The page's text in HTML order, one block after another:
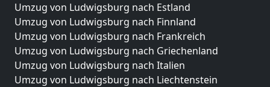
Umzug von Ludwigsburg nach Estland
Umzug von Ludwigsburg nach Finnland
Umzug von Ludwigsburg nach Frankreich
Umzug von Ludwigsburg nach Griechenland
Umzug von Ludwigsburg nach Italien
Umzug von Ludwigsburg nach Liechtenstein